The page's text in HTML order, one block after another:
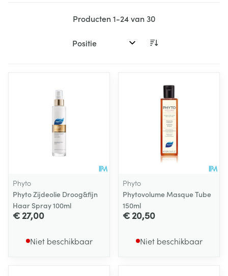
Producten1-24van30
Sorteer op:
Phyto
Phyto Zijdeolie Droog&fijn
Haar Spray 100ml
€ 27,00
Niet beschikbaar
Phyto
Phytovolume Masque Tube
150ml
€ 20,50
Niet beschikbaar